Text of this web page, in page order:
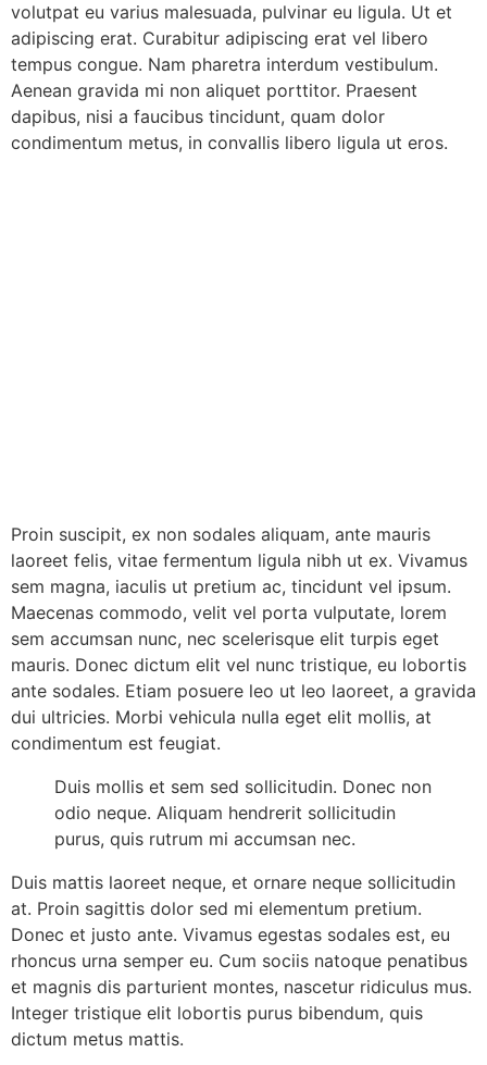
volutpat eu varius malesuada, pulvinar eu ligula. Ut et
adipiscing erat. Curabitur adipiscing erat vel libero
tempus congue. Nam pharetra interdum vestibulum.
Aenean gravida mi non aliquet porttitor. Praesent
dapibus, nisi a faucibus tincidunt, quam dolor
condimentum metus, in convallis libero ligula ut eros.
Proin suscipit, ex non sodales aliquam, ante mauris
laoreet felis, vitae fermentum ligula nibh ut ex. Vivamus
sem magna, iaculis ut pretium ac, tincidunt vel ipsum.
Maecenas commodo, velit vel porta vulputate, lorem
sem accumsan nunc, nec scelerisque elit turpis eget
mauris. Donec dictum elit vel nunc tristique, eu lobortis
ante sodales. Etiam posuere leo ut leo laoreet, a gravida
dui ultricies. Morbi vehicula nulla eget elit mollis, at
condimentum est feugiat.
Duis mollis et sem sed sollicitudin. Donec non
odio neque. Aliquam hendrerit sollicitudin
purus, quis rutrum mi accumsan nec.
Duis mattis laoreet neque, et ornare neque sollicitudin
at. Proin sagittis dolor sed mi elementum pretium.
Donec et justo ante. Vivamus egestas sodales est, eu
rhoncus urna semper eu. Cum sociis natoque penatibus
et magnis dis parturient montes, nascetur ridiculus mus.
Integer tristique elit lobortis purus bibendum, quis
dictum metus mattis.